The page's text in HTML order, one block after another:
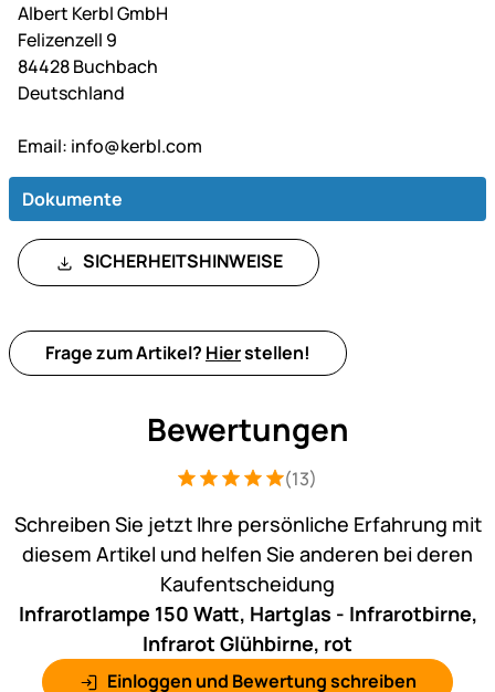
Albert Kerbl GmbH
Felizenzell 9
84428 Buchbach
Deutschland
Email: info@kerbl.com
Dokumente
SICHERHEITSHINWEISE
Frage zum Artikel? Hierstellen!
Bewertungen
Bewertung: 5 von 5 (13 Bewertungen)
13 Bewertungen
(13)
Schreiben Sie jetzt Ihre persönliche Erfahrung mit
diesem Artikel und helfen Sie anderen bei deren
Kaufentscheidung
Infrarotlampe 150 Watt, Hartglas - Infrarotbirne,
Infrarot Glühbirne, rot
Einloggen und Bewertung schreiben